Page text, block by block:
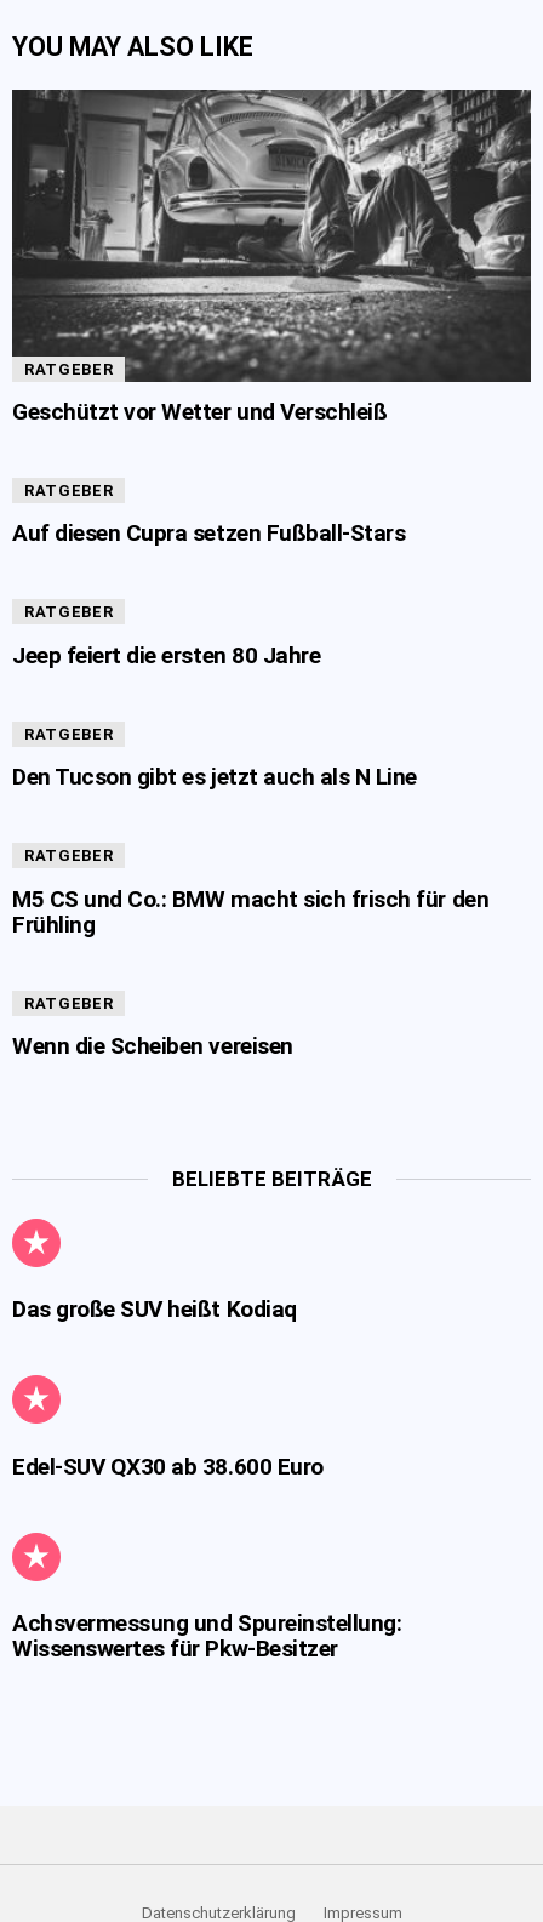
YOU MAY ALSO LIKE
RATGEBER
Geschützt vor Wetter und Verschleiß
RATGEBER
Auf diesen Cupra setzen Fußball-Stars
RATGEBER
Jeep feiert die ersten 80 Jahre
RATGEBER
Den Tucson gibt es jetzt auch als N Line
RATGEBER
M5 CS und Co.: BMW macht sich frisch für den
Frühling
RATGEBER
Wenn die Scheiben vereisen
BELIEBTE BEITRÄGE
Das große SUV heißt Kodiaq
Edel-SUV QX30 ab 38.600 Euro
Achsvermessung und Spureinstellung:
Wissenswertes für Pkw-Besitzer
Datenschutzerklärung Impressum